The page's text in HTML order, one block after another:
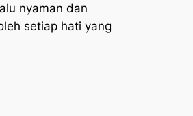
nyaman dan
setiap hati yang